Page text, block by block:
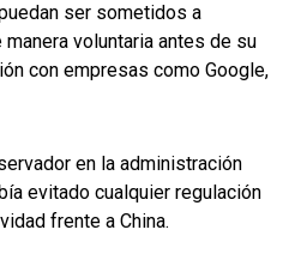
ser sometidos a
voluntaria antes de su
con empresas como Google,
en la administración
evitado cualquier regulación
frente a China.